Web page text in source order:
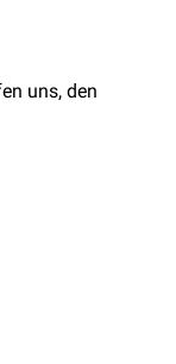
uns, den